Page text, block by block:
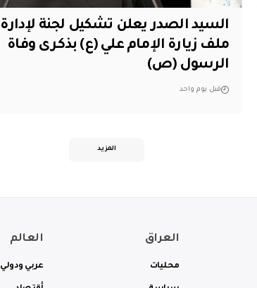
السيد الصدر يعلن تشكيل لجنة لإدارة
ملف زيارة الإمام علي (ع) بذكرى وفاة
الرسول (ص)
قبل يوم واحد
المزيد
العراق
محليات
العالم
عربي ودولي